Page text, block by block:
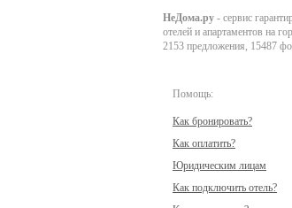
НеДома.ру - сервис
отелей и апартаментов на
2153 предложения, 15487
Помощь:
Как бронировать?
Как оплатить?
Юридическим лицам
Как подключить отель?